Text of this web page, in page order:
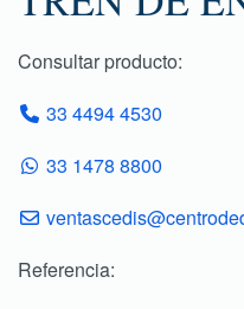
Consultar producto:
33 4494 4530
33 1478 8800
Referencia: